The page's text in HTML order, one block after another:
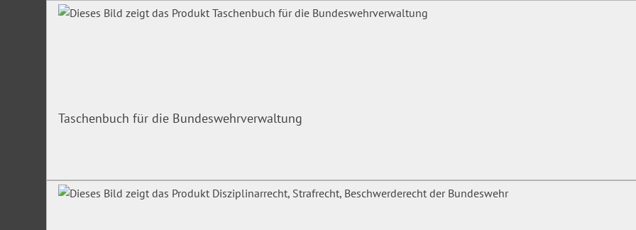
Überzeugen Sie sich selbst im 24-Stunden-Test!
Produktgalerie überspringen
Taschenbuch für die Bundeswehrverwaltung